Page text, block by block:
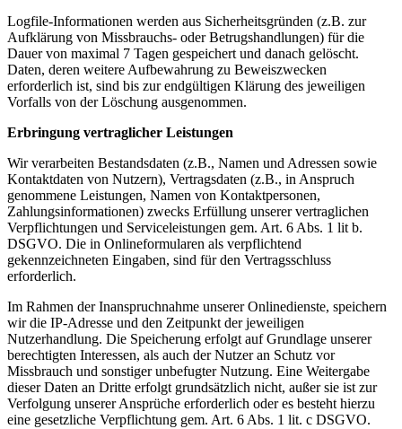
Logfile-Informationen werden aus Sicherheitsgründen (z.B. zur
Aufklärung von Missbrauchs- oder Betrugshandlungen) für die
Dauer von maximal 7 Tagen gespeichert und danach gelöscht.
Daten, deren weitere Aufbewahrung zu Beweiszwecken
erforderlich ist, sind bis zur endgültigen Klärung des jeweiligen
Vorfalls von der Löschung ausgenommen.
Erbringung vertraglicher Leistungen
Wir verarbeiten Bestandsdaten (z.B., Namen und Adressen sowie
Kontaktdaten von Nutzern), Vertragsdaten (z.B., in Anspruch
genommene Leistungen, Namen von Kontaktpersonen,
Zahlungsinformationen) zwecks Erfüllung unserer vertraglichen
Verpflichtungen und Serviceleistungen gem. Art. 6 Abs. 1 lit b.
DSGVO. Die in Onlineformularen als verpflichtend
gekennzeichneten Eingaben, sind für den Vertragsschluss
erforderlich.
Im Rahmen der Inanspruchnahme unserer Onlinedienste, speichern
wir die IP-Adresse und den Zeitpunkt der jeweiligen
Nutzerhandlung. Die Speicherung erfolgt auf Grundlage unserer
berechtigten Interessen, als auch der Nutzer an Schutz vor
Missbrauch und sonstiger unbefugter Nutzung. Eine Weitergabe
dieser Daten an Dritte erfolgt grundsätzlich nicht, außer sie ist zur
Verfolgung unserer Ansprüche erforderlich oder es besteht hierzu
eine gesetzliche Verpflichtung gem. Art. 6 Abs. 1 lit. c DSGVO.